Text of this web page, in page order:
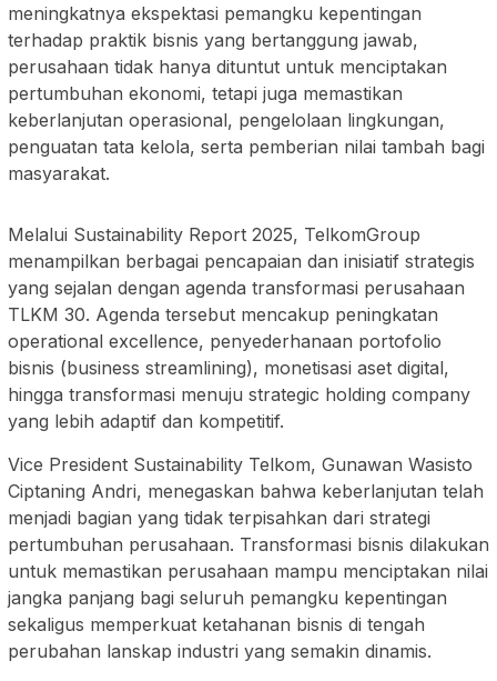
meningkatnya ekspektasi pemangku kepentingan
terhadap praktik bisnis yang bertanggung jawab,
perusahaan tidak hanya dituntut untuk menciptakan
pertumbuhan ekonomi, tetapi juga memastikan
keberlanjutan operasional, pengelolaan lingkungan,
penguatan tata kelola, serta pemberian nilai tambah bagi
masyarakat.
Melalui Sustainability Report 2025, TelkomGroup
menampilkan berbagai pencapaian dan inisiatif strategis
yang sejalan dengan agenda transformasi perusahaan
TLKM 30. Agenda tersebut mencakup peningkatan
operational excellence, penyederhanaan portofolio
bisnis (business streamlining), monetisasi aset digital,
hingga transformasi menuju strategic holding company
yang lebih adaptif dan kompetitif.
Vice President Sustainability Telkom, Gunawan Wasisto
Ciptaning Andri, menegaskan bahwa keberlanjutan telah
menjadi bagian yang tidak terpisahkan dari strategi
pertumbuhan perusahaan. Transformasi bisnis dilakukan
untuk memastikan perusahaan mampu menciptakan nilai
jangka panjang bagi seluruh pemangku kepentingan
sekaligus memperkuat ketahanan bisnis di tengah
perubahan lanskap industri yang semakin dinamis.